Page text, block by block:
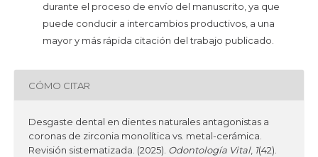
durante el proceso de envío del manuscrito, ya que
puede conducir a intercambios productivos, a una
mayor y más rápida citación del trabajo publicado.
CÓMO CITAR
Desgaste dental en dientes naturales antagonistas a
coronas de zirconia monolítica vs. metal-cerámica.
Revisión sistematizada. (2025). Odontología Vital, 1(42).